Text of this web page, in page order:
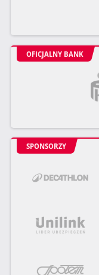
OFICJALNY BANK
SPONSORZY